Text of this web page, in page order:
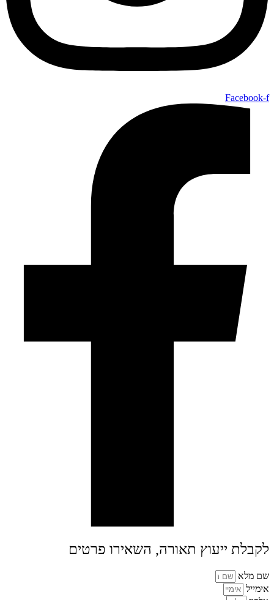
Facebook-f
לקבלת ייעוץ תאורה, השאירו פרטים
שם מלא
אימייל